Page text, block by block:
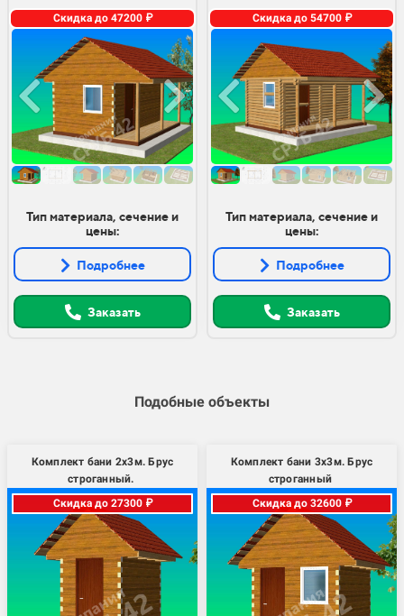
Скидка до 47200 ₽
Тип материала, сечение и
цены:
Подробнее
Заказать
Скидка до 54700 ₽
Тип материала, сечение и
цены:
Подробнее
Заказать
Подобные объекты
Комплект бани 2х3м. Брус
строганный.
Скидка до 27300 ₽
Комплект бани 3х3м. Брус
строганный
Скидка до 32600 ₽